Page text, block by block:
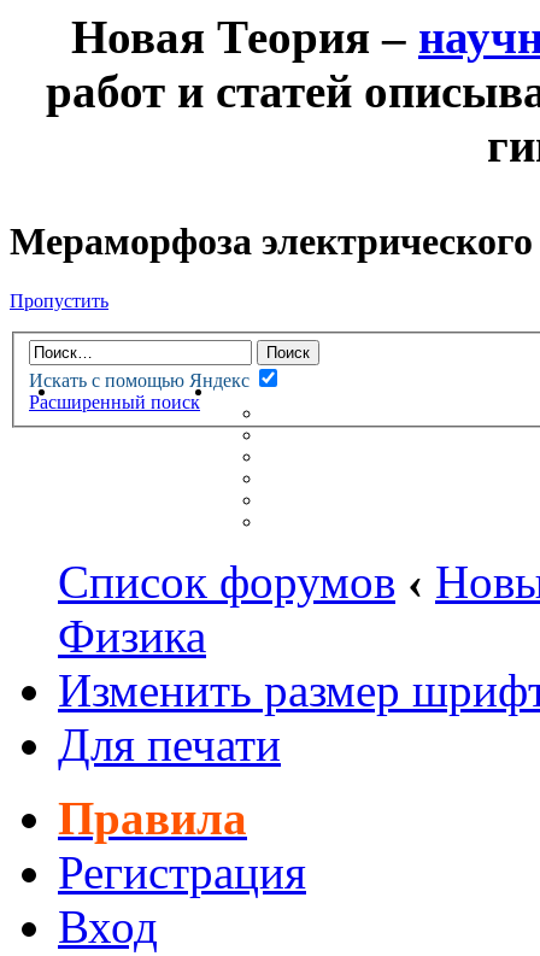
Новая Теория –
работ и статей
Мераморфоза электрического
Пропустить
Искать с помощью Яндекс
Расширенный поиск
НОВАЯ ТЕОРИЯФОРУМ
НЕПРОЧИТАННЫЕ
Список форумов ‹
Физика
Изменить размер
Для печати
Правила
Регистрация
Вход